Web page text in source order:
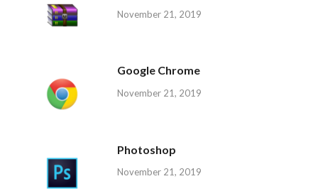
November 21, 2019
Google Chrome
November 21, 2019
Photoshop
November 21, 2019